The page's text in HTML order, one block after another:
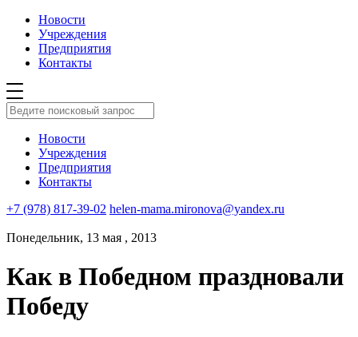
Новости
Учреждения
Предприятия
Контакты
Новости
Учреждения
Предприятия
Контакты
+7 (978) 817-39-02 helen-mama.mironova@yandex.ru
Понедельник, 13 мая , 2013
Как в Победном праздновали
Победу